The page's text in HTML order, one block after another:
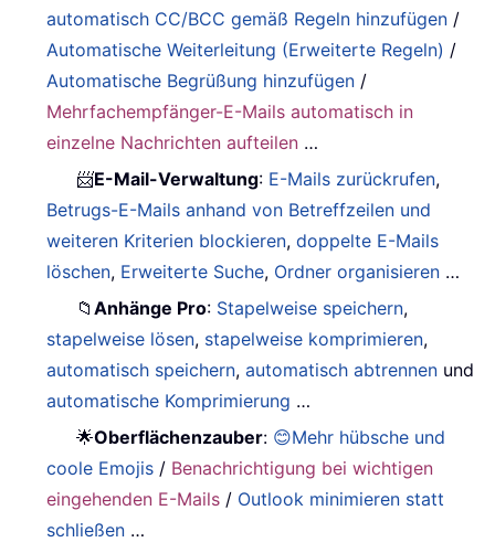
automatisch CC/BCC gemäß Regeln hinzufügen /
Automatische Weiterleitung (Erweiterte Regeln) /
Automatische Begrüßung hinzufügen /
Mehrfachempfänger-E-Mails automatisch in
einzelne Nachrichten aufteilen …
📨E-Mail-Verwaltung: E-Mails zurückrufen,
Betrugs-E-Mails anhand von Betreffzeilen und
weiteren Kriterien blockieren,doppelte E-Mails
löschen, Erweiterte Suche, Ordner organisieren …
📁Anhänge Pro: Stapelweise speichern,
stapelweise lösen, stapelweise komprimieren,
automatisch speichern,automatisch abtrennen und
automatische Komprimierung …
🌟Oberflächenzauber: 😊Mehr hübsche und
coole Emojis / Benachrichtigung bei wichtigen
eingehenden E-Mails / Outlook minimieren statt
schließen …